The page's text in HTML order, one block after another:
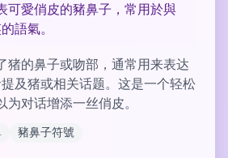
可愛俏皮的豬鼻子，常用於與
語氣。
猪的鼻子或吻部，通常用来表达
及猪或相关话题。这是一个轻松
对话增添一丝俏皮。
豬鼻子符號